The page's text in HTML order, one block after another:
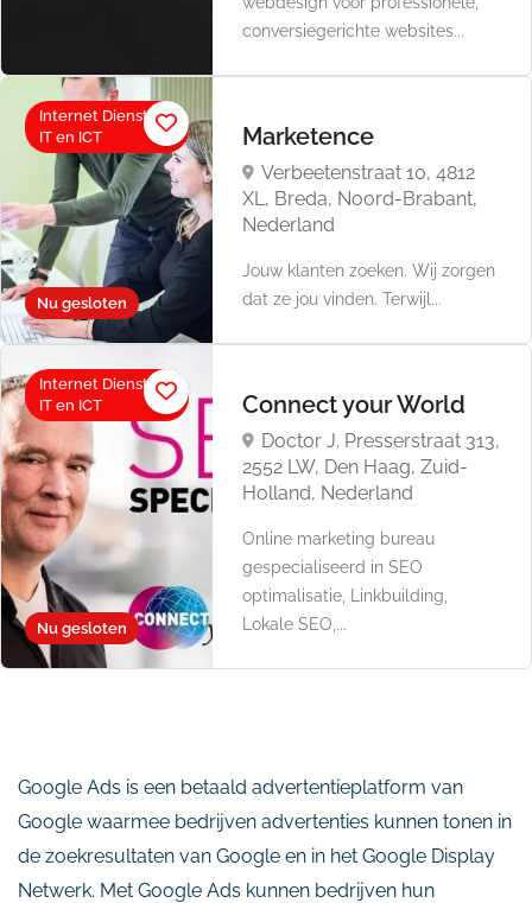
conversiegerichte websites...
Nu gesloten
Internet Diensten,
IT en ICT
Marketence
Verbeetenstraat 10, 4812
XL, Breda, Noord-Brabant,
Nederland
Jouw klanten zoeken. Wij zorgen
dat ze jou vinden. Terwijl...
Nu gesloten
Internet Diensten,
IT en ICT
Connect your World
Doctor J. Presserstraat 313,
2552 LW, Den Haag, Zuid-
Holland, Nederland
Online marketing bureau
gespecialiseerd in SEO
optimalisatie, Linkbuilding,
Lokale SEO,...
Google Ads is een betaald advertentieplatform van
Google waarmee bedrijven advertenties kunnen tonen in
de zoekresultaten van Google en in het Google Display
Netwerk. Met Google Ads kunnen bedrijven hun